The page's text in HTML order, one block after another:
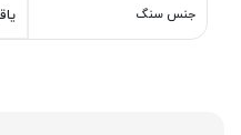
جنس سنگ